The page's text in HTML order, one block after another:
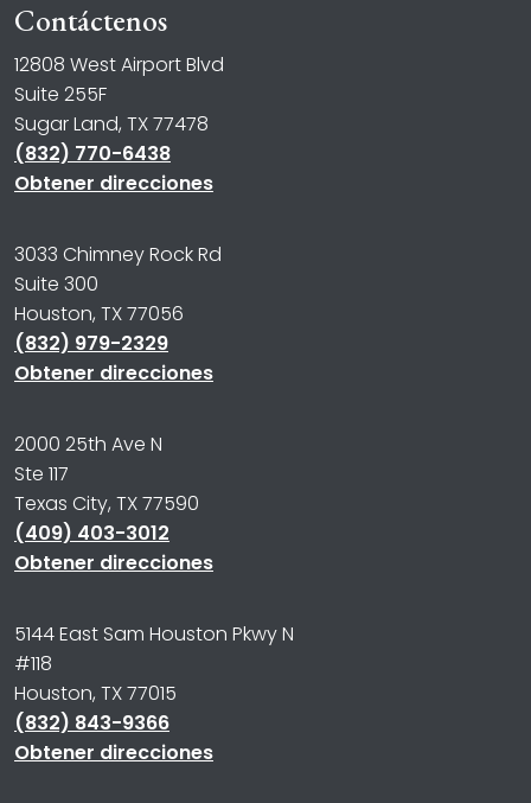
Contáctenos
12808 West Airport Blvd
Suite 255F
Sugar Land, TX 77478
(832) 770-6438
Obtener direcciones
3033 Chimney Rock Rd
Suite 300
Houston, TX 77056
(832) 979-2329
Obtener direcciones
2000 25th Ave N
Ste 117
Texas City, TX 77590
(409) 403-3012
Obtener direcciones
5144 East Sam Houston Pkwy N
#118
Houston, TX 77015
(832) 843-9366
Obtener direcciones